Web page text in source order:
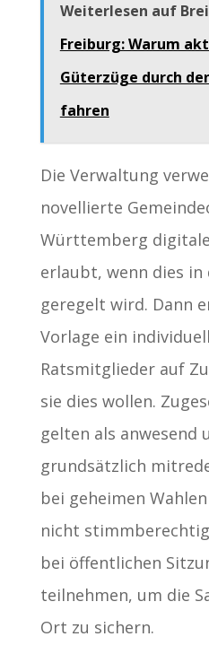
Weiterlesen auf
Freiburg: Warum
Güterzüge durch
fahren
Die Verwaltung
novellierte
Württemberg
erlaubt, wenn dies
geregelt wird. Dann
Vorlage ein
Ratsmitglieder auf
sie dies wollen.
gelten als anwesend
grundsätzlich
bei geheimen
nicht
bei öffentlichen
teilnehmen, um die
Ort zu sichern.